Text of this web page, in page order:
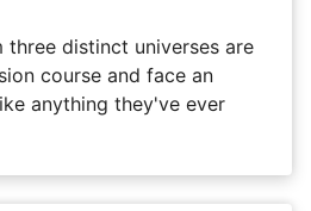
three distinct universes are
course and face an
anything they've ever